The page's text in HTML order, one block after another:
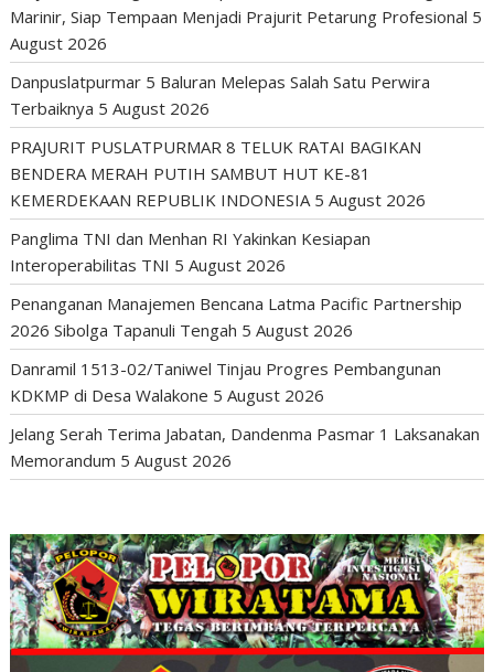
Marinir, Siap Tempaan Menjadi Prajurit Petarung Profesional 5
August 2026
Danpuslatpurmar 5 Baluran Melepas Salah Satu Perwira
Terbaiknya 5 August 2026
PRAJURIT PUSLATPURMAR 8 TELUK RATAI BAGIKAN
BENDERA MERAH PUTIH SAMBUT HUT KE-81
KEMERDEKAAN REPUBLIK INDONESIA 5 August 2026
Panglima TNI dan Menhan RI Yakinkan Kesiapan
Interoperabilitas TNI 5 August 2026
Penanganan Manajemen Bencana Latma Pacific Partnership
2026 Sibolga Tapanuli Tengah 5 August 2026
Danramil 1513-02/Taniwel Tinjau Progres Pembangunan
KDKMP di Desa Walakone 5 August 2026
Jelang Serah Terima Jabatan, Dandenma Pasmar 1 Laksanakan
Memorandum 5 August 2026